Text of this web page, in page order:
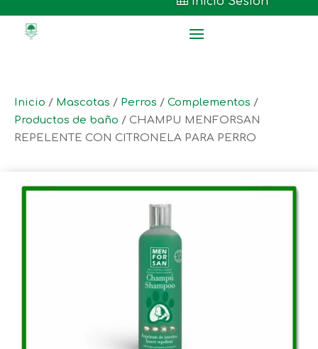
Inicio / Mascotas / Perros / Complementos /
Productos de baño / CHAMPU MENFORSAN
REPELENTE CON CITRONELA PARA PERRO